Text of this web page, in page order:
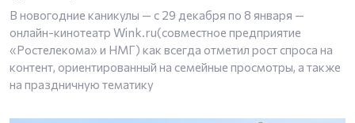
В новогодние каникулы — с 29 декабря по 8 января —
онлайн-кинотеатр Wink.ru(совместное предприятие
«Ростелекома» и НМГ) как всегда отметил рост спроса на
контент, ориентированный на семейные просмотры, а также
на праздничную тематику